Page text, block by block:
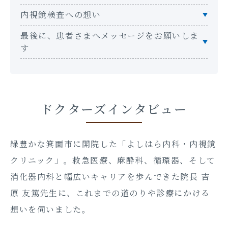
内視鏡検査への想い
最後に、患者さまへメッセージをお願いしま
す
ドクターズインタビュー
緑豊かな箕面市に開院した「よしはら内科・内視鏡
クリニック」。救急医療、麻酔科、循環器、そして
消化器内科と幅広いキャリアを歩んできた院長 吉
原 友篤先生に、これまでの道のりや診療にかける
想いを伺いました。